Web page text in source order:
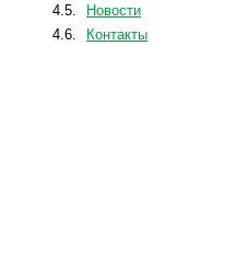
4.5.
Новости
4.6.
Контакты